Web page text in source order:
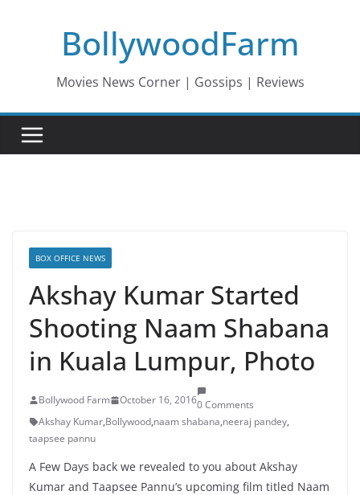
BollywoodFarm
Movies News Corner | Gossips | Reviews
BOX OFFICE NEWS
Akshay Kumar Started
Shooting Naam Shabana
in Kuala Lumpur, Photo
Bollywood Farm October 16, 20160 Comments
Akshay Kumar,Bollywood,naam shabana,neeraj pandey,
taapsee pannu
A Few Days back we revealed to you about Akshay
Kumar and Taapsee Pannu’s upcoming film titled Naam